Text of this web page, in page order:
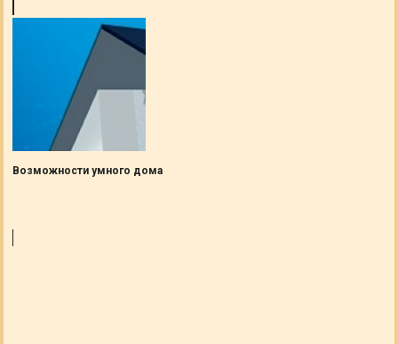
Возможности умного дома